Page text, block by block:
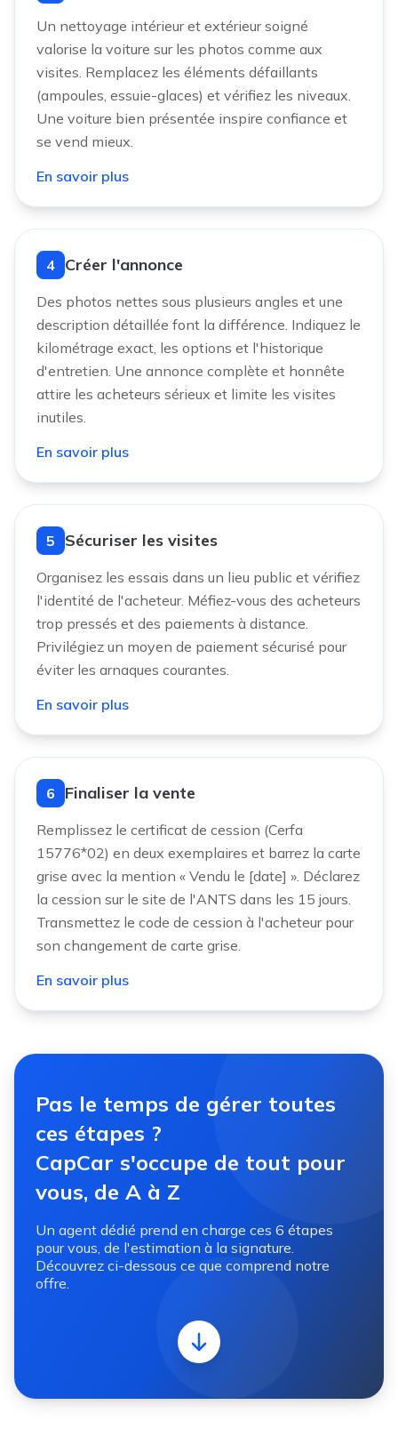
Un nettoyage intérieur et extérieur soigné
valorise la voiture sur les photos comme aux
visites. Remplacez les éléments défaillants
(ampoules, essuie-glaces) et vérifiez les niveaux.
Une voiture bien présentée inspire confiance et
se vend mieux.
En savoir plus
4 Créer l'annonce
Des photos nettes sous plusieurs angles et une
description détaillée font la différence. Indiquez le
kilométrage exact, les options et l'historique
d'entretien. Une annonce complète et honnête
attire les acheteurs sérieux et limite les visites
inutiles.
En savoir plus
5 Sécuriser les visites
Organisez les essais dans un lieu public et vérifiez
l'identité de l'acheteur. Méfiez-vous des acheteurs
trop pressés et des paiements à distance.
Privilégiez un moyen de paiement sécurisé pour
éviter les arnaques courantes.
En savoir plus
6 Finaliser la vente
Remplissez le certificat de cession (Cerfa
15776*02) en deux exemplaires et barrez la carte
grise avec la mention « Vendu le [date] ». Déclarez
la cession sur le site de l'ANTS dans les 15 jours.
Transmettez le code de cession à l'acheteur pour
son changement de carte grise.
En savoir plus
Pas le temps de gérer toutes
ces étapes ?
CapCar s'occupe de tout pour
vous, de A à Z
Un agent dédié prend en charge ces 6 étapes
pour vous, de l'estimation à la signature.
Découvrez ci-dessous ce que comprend notre
offre.